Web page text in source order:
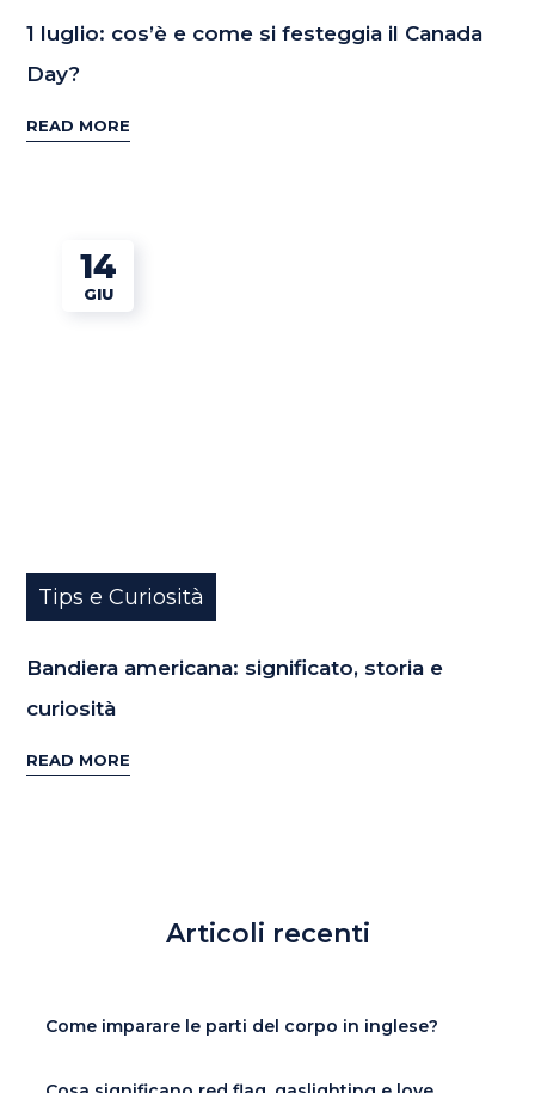
1 luglio: cos’è e come si festeggia il Canada
Day?
READ MORE
14
GIU
Tips e Curiosità
Bandiera americana: significato, storia e
curiosità
READ MORE
Articoli recenti
Come imparare le parti del corpo in inglese?